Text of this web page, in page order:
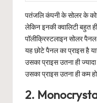
पतंजलि कंपनी के सोलर के
लेकिन इनकी क्वालिटी बहुत
पॉलीक्रिस्टलाइन सोलर
यह छोटे पैनल का प्राइस है
उसका प्राइस उतना ही
उसका प्राइस उतना ही कम
2.